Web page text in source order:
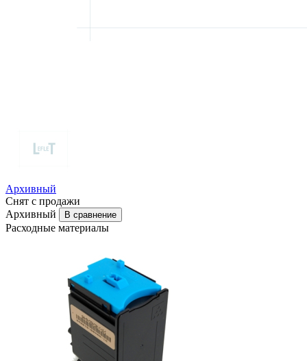
Архивный
Снят с продажи
Архивный
В сравнение
Расходные материалы